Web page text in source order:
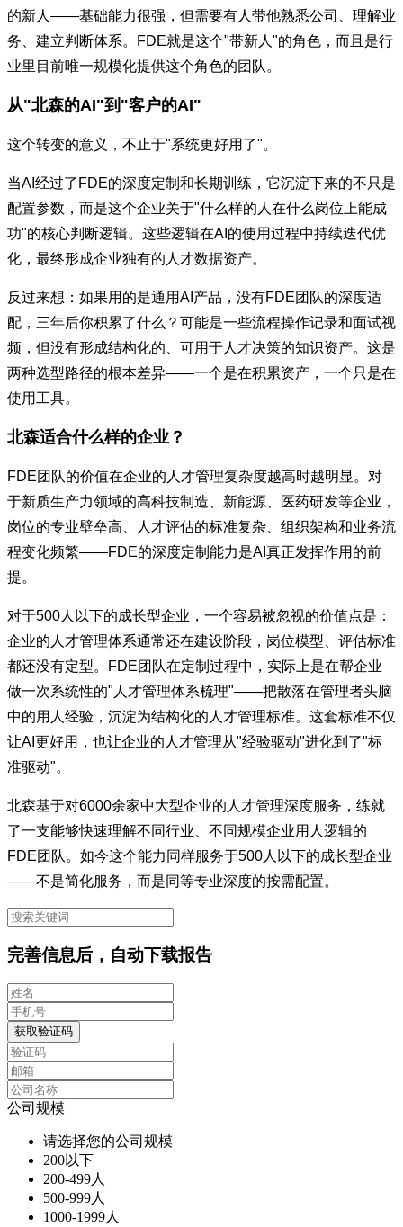
的新人——基础能力很强，但需要有人带他熟悉公司、理解业
务、建立判断体系。FDE就是这个"带新人"的角色，而且是行
业里目前唯一规模化提供这个角色的团队。
从"北森的AI"到"客户的AI"
这个转变的意义，不止于"系统更好用了"。
当AI经过了FDE的深度定制和长期训练，它沉淀下来的不只是
配置参数，而是这个企业关于"什么样的人在什么岗位上能成
功"的核心判断逻辑。这些逻辑在AI的使用过程中持续迭代优
化，最终形成企业独有的人才数据资产。
反过来想：如果用的是通用AI产品，没有FDE团队的深度适
配，三年后你积累了什么？可能是一些流程操作记录和面试视
频，但没有形成结构化的、可用于人才决策的知识资产。这是
两种选型路径的根本差异——一个是在积累资产，一个只是在
使用工具。
北森适合什么样的企业？
FDE团队的价值在企业的人才管理复杂度越高时越明显。对
于新质生产力领域的高科技制造、新能源、医药研发等企业，
岗位的专业壁垒高、人才评估的标准复杂、组织架构和业务流
程变化频繁——FDE的深度定制能力是AI真正发挥作用的前
提。
对于500人以下的成长型企业，一个容易被忽视的价值点是：
企业的人才管理体系通常还在建设阶段，岗位模型、评估标准
都还没有定型。FDE团队在定制过程中，实际上是在帮企业
做一次系统性的"人才管理体系梳理"——把散落在管理者头脑
中的用人经验，沉淀为结构化的人才管理标准。这套标准不仅
让AI更好用，也让企业的人才管理从"经验驱动"进化到了"标
准驱动"。
北森基于对6000余家中大型企业的人才管理深度服务，练就
了一支能够快速理解不同行业、不同规模企业用人逻辑的
FDE团队。如今这个能力同样服务于500人以下的成长型企业
——不是简化服务，而是同等专业深度的按需配置。
完善信息后，自动下载报告
获取验证码
公司规模
请选择您的公司规模
200以下
200-499人
500-999人
1000-1999人